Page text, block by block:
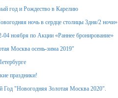
год и Рождество в Карелию
ночь в сердце столицы 3дня/2 ночи»
ноября по Акции «Раннее бронирование»
Москва осень-зима 2019"
праздники!
Год "Новогодняя Золотая Москва 2020".